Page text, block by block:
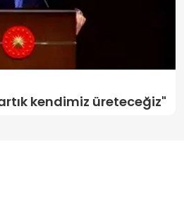
kendimiz üreteceğiz"